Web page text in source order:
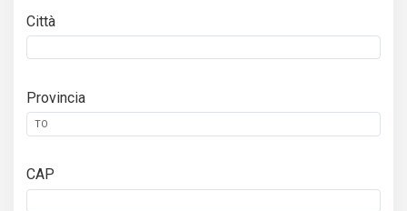
Città
Provincia
CAP